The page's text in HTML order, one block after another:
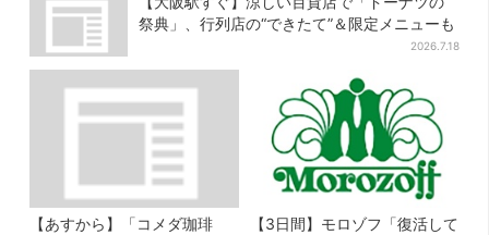
祭典」、行列店の“できたて”＆限定メニューも
2026.7.18
【あすから】「コメダ珈琲
【3日間】モロゾフ「復活して